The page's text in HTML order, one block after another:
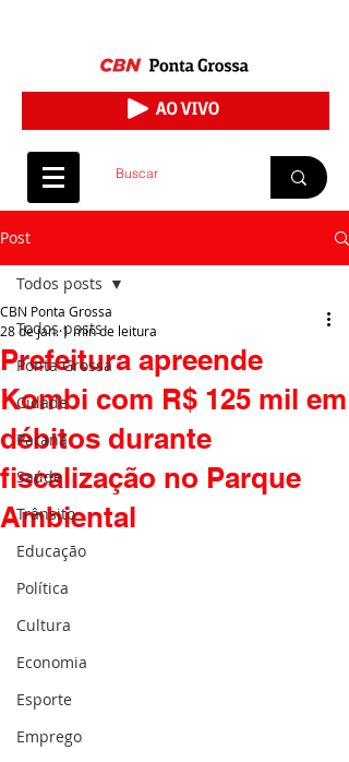
Post
Todos posts
Ponta Grossa
Cidade
Paraná
Saúde
Trânsito
Educação
Política
Cultura
Economia
Esporte
Emprego
Todos posts
Prefeitura apreende
Kombi com R$ 125 mil em
débitos durante
fiscalização no Parque
Ambiental
CBN Ponta Grossa
28 de jan. 1 min de leitura